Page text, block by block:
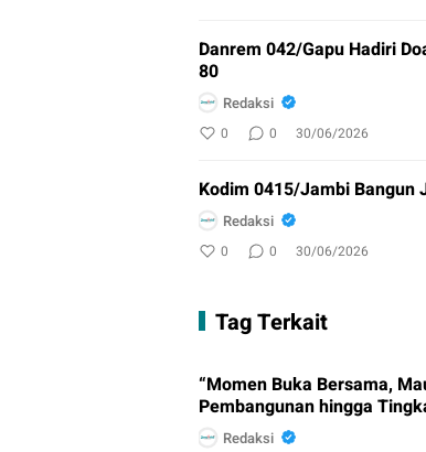
Danrem 042/Gapu Hadiri
80
Redaksi
0 0 30/06/2026
Kodim 0415/Jambi Bangun
Redaksi
0 0 30/06/2026
Tag Terkait
“Momen Buka Bersama,
Pembangunan hingga
Redaksi